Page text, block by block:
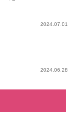
2024.07.01
2024.06.28